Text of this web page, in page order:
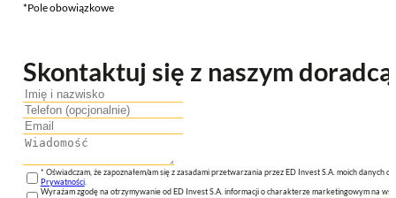
*Pole obowiązkowe
Skontaktuj się z naszym doradcą
* Oświadczam, że zapoznałem/am się z zasadami przetwarzania przez ED Invest S.A. moich danych
Prywatności.
Wyrażam zgodę na otrzymywanie od ED Invest S.A. informacji o charakterze marketingowym na